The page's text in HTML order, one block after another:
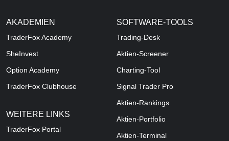
AKADEMIEN
TraderFox Academy
SheInvest
Option Academy
TraderFox Clubhouse
WEITERE LINKS
TraderFox Portal
SOFTWARE-TOOLS
Trading-Desk
Aktien-Screener
Charting-Tool
Signal Trader Pro
Aktien-Rankings
Aktien-Portfolio
Aktien-Terminal